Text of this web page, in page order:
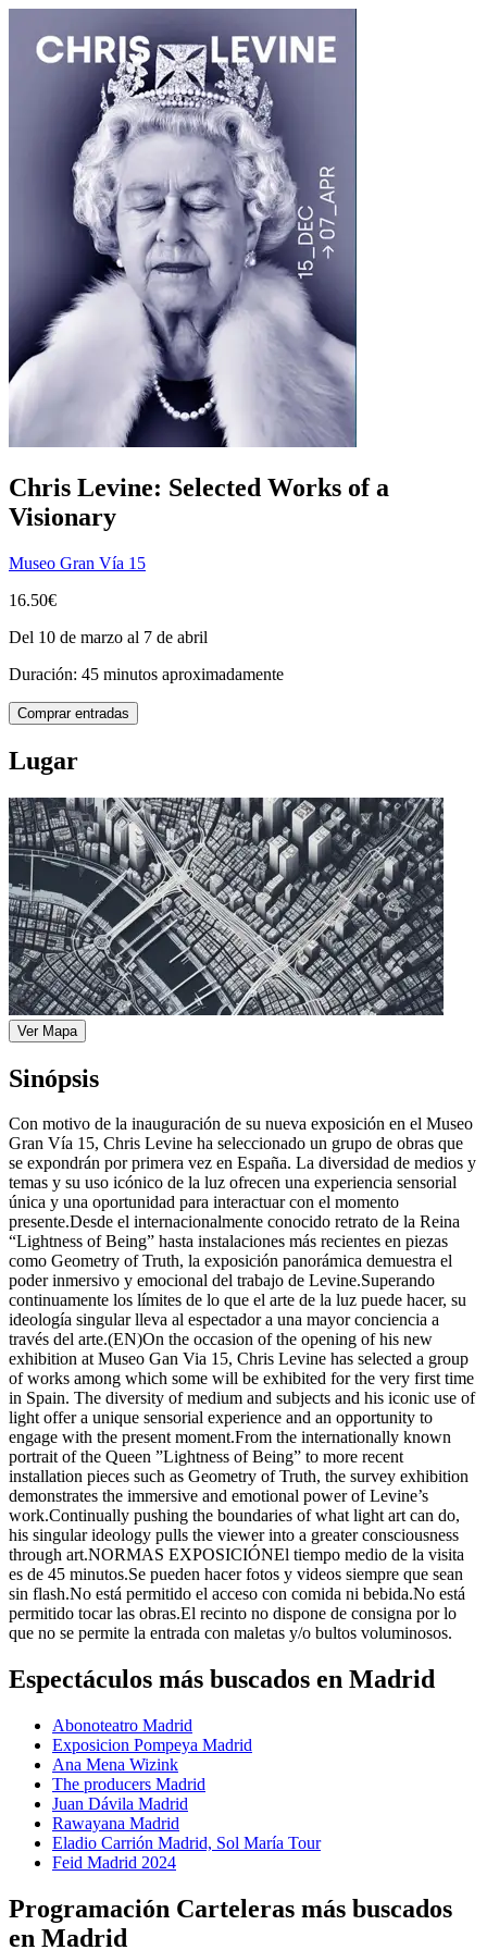
Chris Levine: Selected Works of a
Visionary
Museo Gran Vía 15
16.50€
Del 10 de marzo al 7 de abril
Duración: 45 minutos aproximadamente
Comprar entradas
Lugar
Ver Mapa
Sinópsis
Con motivo de la inauguración de su nueva exposición en el Museo
Gran Vía 15, Chris Levine ha seleccionado un grupo de obras que
se expondrán por primera vez en España. La diversidad de medios y
temas y su uso icónico de la luz ofrecen una experiencia sensorial
única y una oportunidad para interactuar con el momento
presente.Desde el internacionalmente conocido retrato de la Reina
“Lightness of Being” hasta instalaciones más recientes en piezas
como Geometry of Truth, la exposición panorámica demuestra el
poder inmersivo y emocional del trabajo de Levine.Superando
continuamente los límites de lo que el arte de la luz puede hacer, su
ideología singular lleva al espectador a una mayor conciencia a
través del arte.(EN)On the occasion of the opening of his new
exhibition at Museo Gan Via 15, Chris Levine has selected a group
of works among which some will be exhibited for the very first time
in Spain. The diversity of medium and subjects and his iconic use of
light offer a unique sensorial experience and an opportunity to
engage with the present moment.From the internationally known
portrait of the Queen ”Lightness of Being” to more recent
installation pieces such as Geometry of Truth, the survey exhibition
demonstrates the immersive and emotional power of Levine’s
work.Continually pushing the boundaries of what light art can do,
his singular ideology pulls the viewer into a greater consciousness
through art.NORMAS EXPOSICIÓNEl tiempo medio de la visita
es de 45 minutos.Se pueden hacer fotos y videos siempre que sean
sin flash.No está permitido el acceso con comida ni bebida.No está
permitido tocar las obras.El recinto no dispone de consigna por lo
que no se permite la entrada con maletas y/o bultos voluminosos.
Espectáculos más buscados en Madrid
Abonoteatro Madrid
Exposicion Pompeya Madrid
Ana Mena Wizink
The producers Madrid
Juan Dávila Madrid
Rawayana Madrid
Eladio Carrión Madrid, Sol María Tour
Feid Madrid 2024
Programación Carteleras más buscados
en Madrid